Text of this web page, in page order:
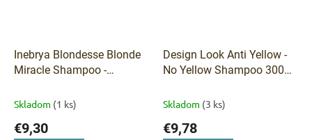
Inebrya Blondesse Blonde
Miracle Shampoo -
300 ml
Skladom (1 ks)
€9,30
Design Look Anti Yellow -
No Yellow Shampoo 300
Skladom (3 ks)
€9,78